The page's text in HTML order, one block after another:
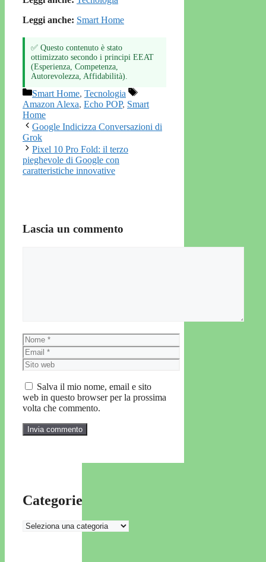
Leggi anche: Smart Home
✅ Questo contenuto è stato
ottimizzato secondo i principi EEAT
(Esperienza, Competenza,
Autorevolezza, Affidabilità).
Categorie
Smart Home, Tecnologia
Tag
Amazon Alexa, Echo POP, Smart
Home
Google Indicizza Conversazioni di
Grok
Pixel 10 Pro Fold: il terzo
pieghevole di Google con
caratteristiche innovative
Lascia un commento
Nome
Email
Sito
web
Salva il mio nome, email e sito
web in questo browser per la prossima
volta che commento.
Categorie
Categorie